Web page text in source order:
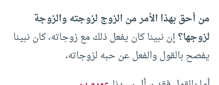
من أحق بهذا الأمر من الزوج لزوجته والزوجة
لزوجها؟إن نبينا كان يفعل ذلك مع زوجاته، كان نبينا
يفصح بالقول والفعل عن حبه لزوجاته،